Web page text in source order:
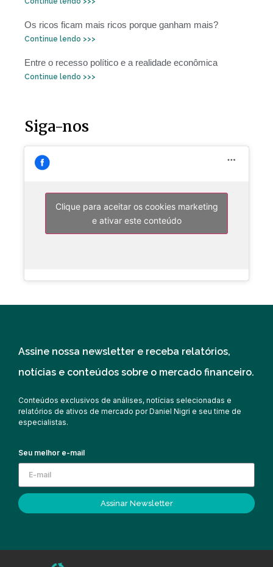
Os ricos ficam mais ricos porque ganham mais?
Continue lendo >>>
Entre o recesso político e a realidade econômica
Continue lendo >>>
Siga-nos
Clique para aceitar os cookies marketing
e ativar este conteúdo
Assine nossa newsletter e receba relatórios,
notícias e conteúdos sobre o mercado financeiro.
Conteúdos exclusivos de análises, notícias selecionadas e
relatórios de ativos de mercado por Daniel Nigri e seu time de
especialistas.
Seu melhor e-mail
Assinar Newsletter